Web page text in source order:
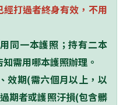
打過者終身有效，不用
同一本護照；持有二本
需用哪本護照辦理。
效期(需六個月以上，以
期者或護照汙損(包含髒